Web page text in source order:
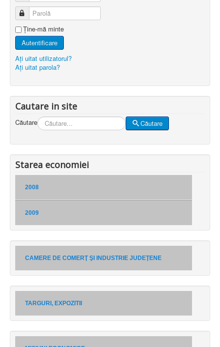
Parolă
Ţine-mă minte
Autentificare
Aţi uitat utilizatorul?
Aţi uitat parola?
Cautare in site
Căutare Căutare
Starea economiei
2008
2009
CAMERE DE COMERŢ ŞI INDUSTRIE JUDEŢENE
TARGURI, EXPOZITII